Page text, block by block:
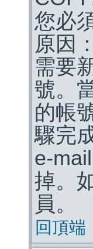
您必
原因
需要
號。
的帳
驟完
e-
掉。
員。
回頂端